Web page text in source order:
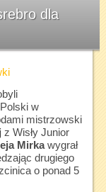
dla
w
mistrzowski
z Wisły Junior
Mirkawygrał
drugiego
o ponad 5